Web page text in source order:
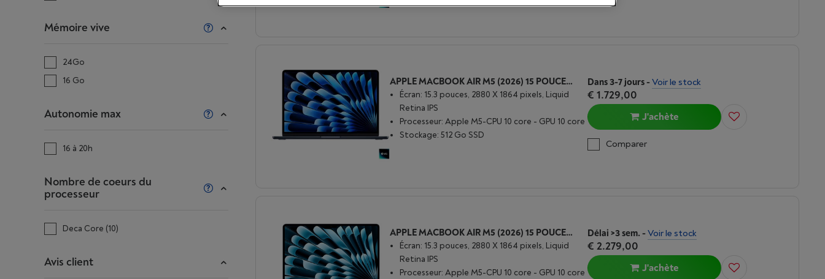
Mémoire vive
24Go
16 Go
Autonomie max
16 à 20h
Nombre de coeurs du
processeur
Deca Core (10)
Avis client
APPLE MACBOOK AIR M5 (2026) 15 POUCES | 16 GO | 512 GO | MINUIT
Écran: 15.3 pouces, 2880 X 1864 pixels, Liquid
Retina IPS
Processeur: Apple M5-CPU 10 core - GPU 10 core
Stockage: 512 Go SSD
Dans 3-7 jours- Voir le stock
€ 1.729,00
J'achète
Comparer
APPLE MACBOOK AIR M5 (2026) 15 POUCES | 24 GO | 1TO | BLEU CIEL
Écran: 15.3 pouces, 2880 X 1864 pixels, Liquid
Retina IPS
Processeur: Apple M5-CPU 10 core - GPU 10 core
Délai >3 sem. - Voir le stock
€ 2.279,00
J'achète